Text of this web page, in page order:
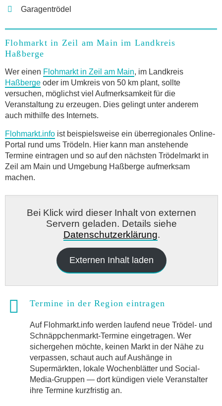
Garagentrödel
Flohmarkt in Zeil am Main im Landkreis
Haßberge
Wer einen Flohmarkt in Zeil am Main, im Landkreis
Haßberge oder im Umkreis von 50 km plant, sollte
versuchen, möglichst viel Aufmerksamkeit für die
Veranstaltung zu erzeugen. Dies gelingt unter anderem
auch mithilfe des Internets.
Flohmarkt.info ist beispielsweise ein überregionales Online-
Portal rund ums Trödeln. Hier kann man anstehende
Termine eintragen und so auf den nächsten Trödelmarkt in
Zeil am Main und Umgebung Haßberge aufmerksam
machen.
Bei Klick wird dieser Inhalt von externen
Servern geladen. Details siehe
Datenschutzerklärung.
Externen Inhalt laden
Termine in der Region eintragen
Auf Flohmarkt.info werden laufend neue Trödel- und
Schnäppchenmarkt-Termine eingetragen. Wer
sichergehen möchte, keinen Markt in der Nähe zu
verpassen, schaut auch auf Aushänge in
Supermärkten, lokale Wochenblätter und Social-
Media-Gruppen — dort kündigen viele Veranstalter
ihre Termine kurzfristig an.